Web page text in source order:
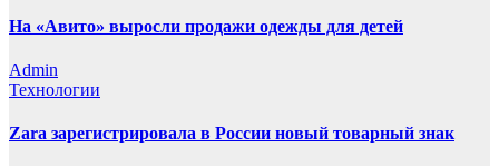
На «Авито» выросли продажи одежды для детей
Admin
Технологии
Zara зарегистрировала в России новый товарный знак